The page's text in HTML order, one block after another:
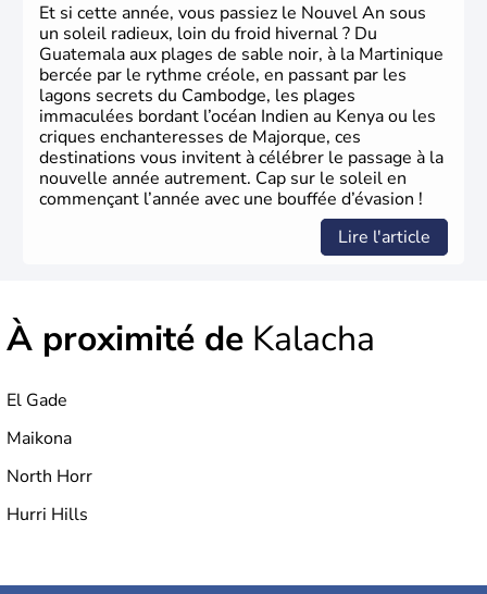
Et si cette année, vous passiez le Nouvel An sous
un soleil radieux, loin du froid hivernal ? Du
Guatemala aux plages de sable noir, à la Martinique
bercée par le rythme créole, en passant par les
lagons secrets du Cambodge, les plages
immaculées bordant l’océan Indien au Kenya ou les
criques enchanteresses de Majorque, ces
destinations vous invitent à célébrer le passage à la
nouvelle année autrement. Cap sur le soleil en
commençant l’année avec une bouffée d’évasion !
Lire l'article
À proximité de Kalacha
El Gade
Maikona
North Horr
Hurri Hills